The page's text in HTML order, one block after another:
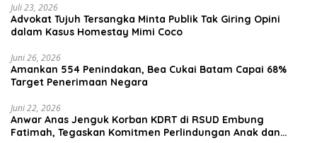
Juli 23, 2026
Advokat Tujuh Tersangka Minta Publik Tak Giring Opini
dalam Kasus Homestay Mimi Coco
Juni 26, 2026
Amankan 554 Penindakan, Bea Cukai Batam Capai 68%
Target Penerimaan Negara
Juni 22, 2026
Anwar Anas Jenguk Korban KDRT di RSUD Embung
Fatimah, Tegaskan Komitmen Perlindungan Anak dan